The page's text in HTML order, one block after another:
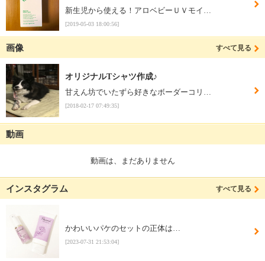
新生児から使える！アロベビーＵＶモイ…
[2019-05-03 18:00:56]
画像 すべて見る
オリジナルTシャツ作成♪
甘えん坊でいたずら好きなボーダーコリ…
[2018-02-17 07:49:35]
動画
動画は、まだありません
インスタグラム すべて見る
かわいいパケのセットの正体は…
[2023-07-31 21:53:04]